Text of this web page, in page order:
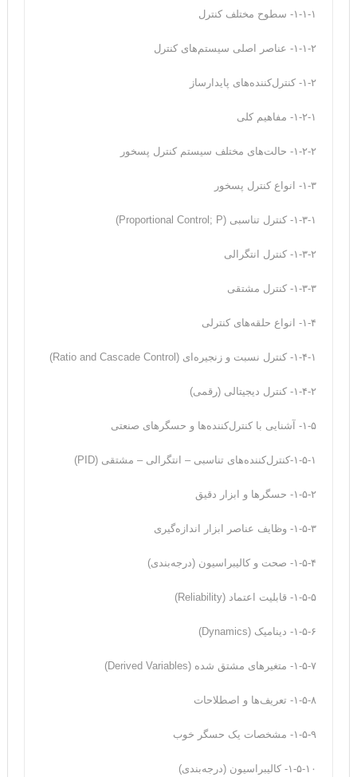
۱-۱-۱- سطوح مختلف کنترل
۱-۱-۲- عناصر اصلی سیستم‌های کنترل
۱-۲- کنترل‌کننده‌های پایدارساز
۱-۲-۱- مفاهیم کلی
۱-۲-۲- حالت‌های مختلف سیستم کنترل پسخور
۱-۳- انواع کنترل پسخور
۱-۳-۱- کنترل تناسبی (Proportional Control; P)
۱-۳-۲- کنترل انتگرالی
۱-۳-۳- کنترل مشتقی
۱-۴- انواع حلقه‌های کنترلی
۱-۴-۱- کنترل نسبت و زنجیره‌ای (Ratio and Cascade Control)
۱-۴-۲- کنترل دیجیتالی (رقمی)
۱-۵- آشنایی با کنترل‌کننده‌ها و حسگرهای صنعتی
۱-۵-۱-کنترل‌کننده‌های تناسبی – انتگرالی – مشتقی (PID)
۱-۵-۲- حسگرها و ابزار دقیق
۱-۵-۳- وظایف عناصر ابزار اندازه‌گیری
۱-۵-۴- صحت و کالیبراسیون (درجه‌بندی)
۱-۵-۵- قابلیت اعتماد (Reliability)
۱-۵-۶- دینامیک (Dynamics)
۱-۵-۷- متغیر‌های مشتق شده (Derived Variables)
۱-۵-۸- تعریف‌ها و اصطلاحات
۱-۵-۹- مشخصات یک حسگر‌ خوب
۱-۵-۱۰- کالیبراسیون (درجه‌بندی)